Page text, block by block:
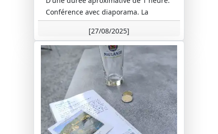
Conférence avec diaporama. La
symbolique des oiseaux dans les j...
[27/08/2025]